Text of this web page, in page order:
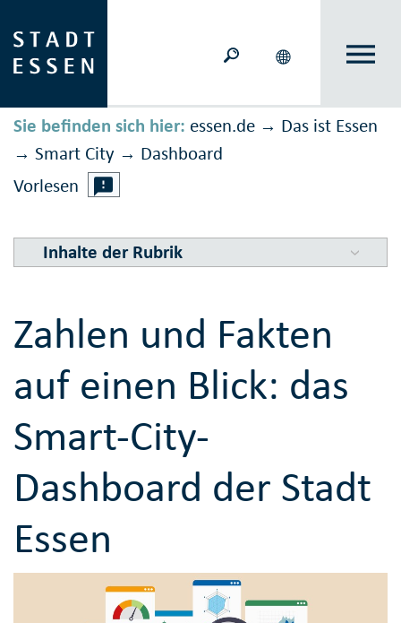
Sie befinden sich hier: essen.de → Das ist Essen
→ Smart City → Dashboard
Vorlesen
Inhalte der Rubrik
Zahlen und Fakten
auf einen Blick: das
Smart-City-
Dashboard der Stadt
Essen